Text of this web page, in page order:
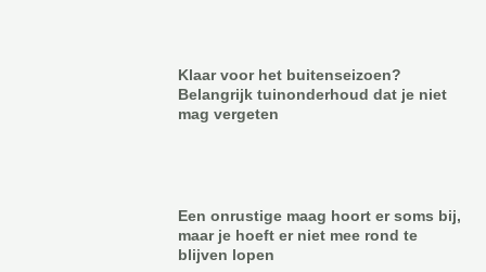
Klaar voor het buitenseizoen?
Belangrijk tuinonderhoud dat je niet
mag vergeten
Een onrustige maag hoort er soms bij,
maar je hoeft er niet mee rond te
blijven lopen